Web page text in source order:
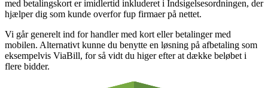
med betalingskort er imidlertid inkluderet i Indsigelsesordningen, der
hjælper dig som kunde overfor fup firmaer på nettet.
Vi går generelt ind for handler med kort eller betalinger med
mobilen. Alternativt kunne du benytte en løsning på afbetaling som
eksempelvis ViaBill, for så vidt du higer efter at dække beløbet i
flere bidder.